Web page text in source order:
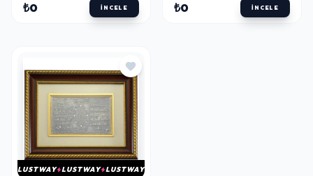
₺0 İNCELE ₺0 İNCELE
LUSTWAY LUSTWAY LUSTWAY